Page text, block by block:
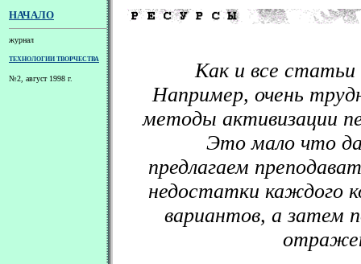
НАЧАЛО
журнал
ТЕХНОЛОГИИ ТВОРЧЕСТВА
№2, август 1998 г.
Как и все статьи
Например, очень
методы активизации
Это мало что
предлагаем
недостатки каждого
вариантов, а затем